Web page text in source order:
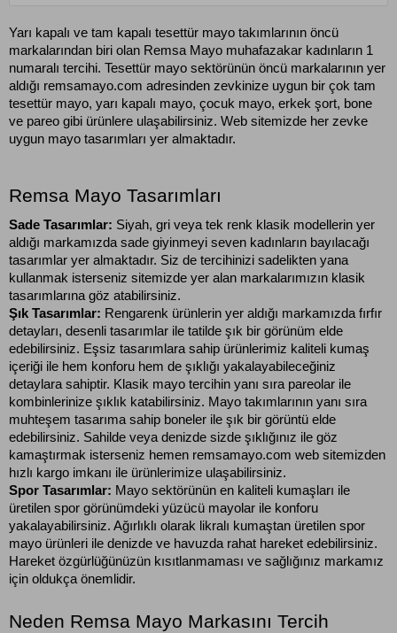
Yarı kapalı ve tam kapalı tesettür mayo takımlarının öncü
markalarından biri olan Remsa Mayo muhafazakar kadınların 1
numaralı tercihi. Tesettür mayo sektörünün öncü markalarının yer
aldığı remsamayo.com adresinden zevkinize uygun bir çok tam
tesettür mayo, yarı kapalı mayo, çocuk mayo, erkek şort, bone
ve pareo gibi ürünlere ulaşabilirsiniz. Web sitemizde her zevke
uygun mayo tasarımları yer almaktadır.
Remsa Mayo Tasarımları
Sade Tasarımlar: Siyah, gri veya tek renk klasik modellerin yer
aldığı markamızda sade giyinmeyi seven kadınların bayılacağı
tasarımlar yer almaktadır. Siz de tercihinizi sadelikten yana
kullanmak isterseniz sitemizde yer alan markalarımızın klasik
tasarımlarına göz atabilirsiniz.
Şık Tasarımlar: Rengarenk ürünlerin yer aldığı markamızda fırfır
detayları, desenli tasarımlar ile tatilde şık bir görünüm elde
edebilirsiniz. Eşsiz tasarımlara sahip ürünlerimiz kaliteli kumaş
içeriği ile hem konforu hem de şıklığı yakalayabileceğiniz
detaylara sahiptir. Klasik mayo tercihin yanı sıra pareolar ile
kombinlerinize şıklık katabilirsiniz. Mayo takımlarının yanı sıra
muhteşem tasarıma sahip boneler ile şık bir görüntü elde
edebilirsiniz. Sahilde veya denizde sizde şıklığınız ile göz
kamaştırmak isterseniz hemen remsamayo.com web sitemizden
hızlı kargo imkanı ile ürünlerimize ulaşabilirsiniz.
Spor Tasarımlar: Mayo sektörünün en kaliteli kumaşları ile
üretilen spor görünümdeki yüzücü mayolar ile konforu
yakalayabilirsiniz. Ağırlıklı olarak likralı kumaştan üretilen spor
mayo ürünleri ile denizde ve havuzda rahat hareket edebilirsiniz.
Hareket özgürlüğünüzün kısıtlanmaması ve sağlığınız markamız
için oldukça önemlidir.
Neden Remsa Mayo Markasını Tercih